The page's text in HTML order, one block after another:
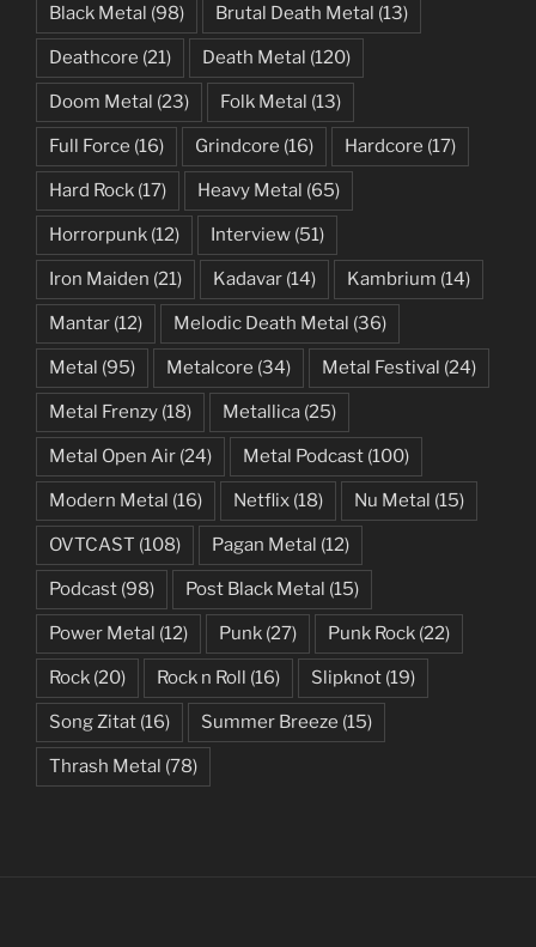
Black Metal (98) Brutal Death Metal (13)
Deathcore (21) Death Metal (120)
Doom Metal (23) Folk Metal (13)
Full Force (16) Grindcore (16) Hardcore (17)
Hard Rock (17) Heavy Metal (65)
Horrorpunk (12) Interview (51)
Iron Maiden (21) Kadavar (14) Kambrium (14)
Mantar (12) Melodic Death Metal (36)
Metal (95) Metalcore (34) Metal Festival (24)
Metal Frenzy (18) Metallica (25)
Metal Open Air (24) Metal Podcast (100)
Modern Metal (16) Netflix (18) Nu Metal (15)
OVTCAST (108) Pagan Metal (12)
Podcast (98) Post Black Metal (15)
Power Metal (12) Punk (27) Punk Rock (22)
Rock (20) Rock n Roll (16) Slipknot (19)
Song Zitat (16) Summer Breeze (15)
Thrash Metal (78)